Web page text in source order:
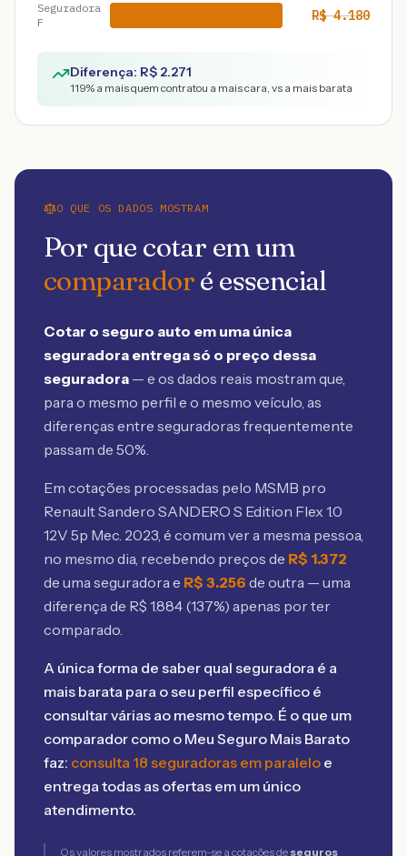
Seguradora
F
R$4.180
Diferença: R$ 2.271
119% a mais quem contratou a mais cara, vs a mais barata
O QUE OS DADOS MOSTRAM
Por que cotar em um
comparadoré essencial
Cotar o seguro auto em uma única
seguradora entrega só o preço dessa
seguradora — e os dados reais mostram que,
para o mesmo perfil e o mesmo veículo, as
diferenças entre seguradoras frequentemente
passam de 50%.
Em cotações processadas pelo MSMB pro
Renault Sandero SANDERO S Edition Flex 1.0
12V 5p Mec. 2023, é comum ver a mesma pessoa,
no mesmo dia, recebendo preços de R$ 1.372
de uma seguradora e R$ 3.256 de outra — uma
diferença de R$ 1.884 (137%) apenas por ter
comparado.
A única forma de saber qual seguradora é a
mais barata para o seu perfil específico é
consultar várias ao mesmo tempo. É o que um
comparador como o Meu Seguro Mais Barato
faz: consulta 18 seguradoras em paralelo e
entrega todas as ofertas em um único
atendimento.
Os valores mostrados referem-se a cotações de seguros